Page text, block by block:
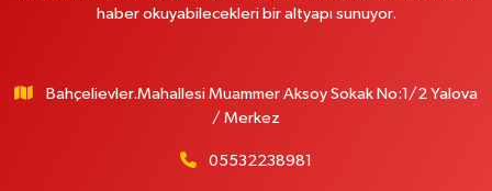
haber okuyabilecekleri bir altyapı sunuyor.
Bahçelievler.Mahallesi Muammer Aksoy Sokak No:1/2 Yalova
/ Merkez
05532238981